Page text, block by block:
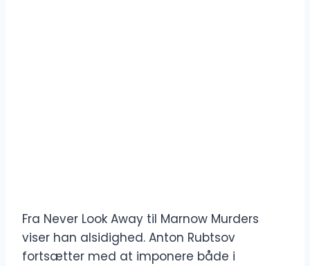
Fra Never Look Away til Marnow Murders
viser han alsidighed. Anton Rubtsov
fortsætter med at imponere både i